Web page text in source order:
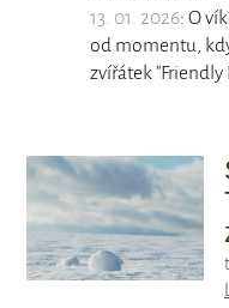
13. 01. 2026: O
od momentu,
zvířátek "Friendly